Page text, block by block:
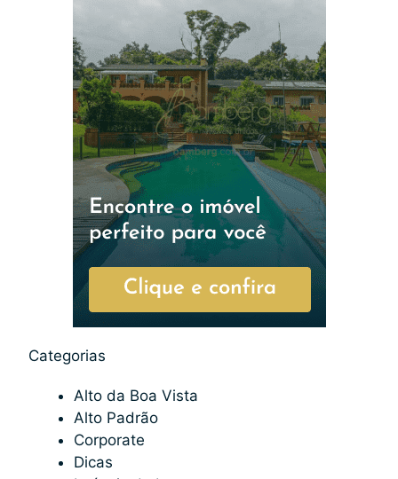
Categorias
Alto da Boa Vista
Alto Padrão
Corporate
Dicas